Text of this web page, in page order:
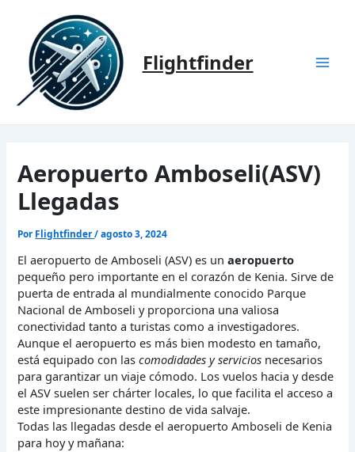
contenido
Flightfinder
Aeropuerto Amboseli(ASV)
Llegadas
Por Flightfinder/agosto 3, 2024
El aeropuerto de Amboseli (ASV) es unaeropuerto
pequeño pero importante en el corazón de Kenia. Sirve de
puerta de entrada al mundialmente conocido Parque
Nacional de Amboseli y proporciona una valiosa
conectividad tanto a turistas como a investigadores.
Aunque el aeropuerto es más bien modesto en tamaño,
está equipado con lascomodidades y servicios necesarios
para garantizar un viaje cómodo. Los vuelos hacia y desde
el ASV suelen ser chárter locales, lo que facilita el acceso a
este impresionante destino de vida salvaje.
Todas las llegadas desde el aeropuerto Amboseli de Kenia
para hoy y mañana: